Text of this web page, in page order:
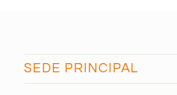
SEDE PRINCIPAL